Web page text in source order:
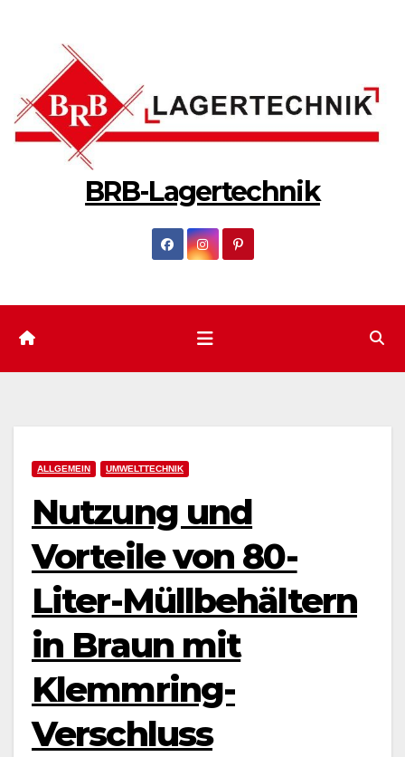
BRB-Lagertechnik
ALLGEMEIN UMWELTTECHNIK
Nutzung und
Vorteile von 80-
Liter-Müllbehältern
in Braun mit
Klemmring-
Verschluss